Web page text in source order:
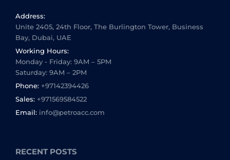
Address:
Unite 2405, 24th Floor, The Burlington Tower, Business
Bay, Dubai, UAE
Working Hours:
Monday - Friday: 9AM – 5PM
Saturday: 9AM – 2PM
Phone: +97142394426
Sales: +971569584522
Email: info@petroacc.com
RECENT POSTS